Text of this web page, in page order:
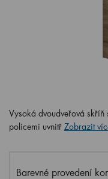
Vysoká dvoudveřová skříň
policemi uvnitř Zobrazit
Barevné provedení